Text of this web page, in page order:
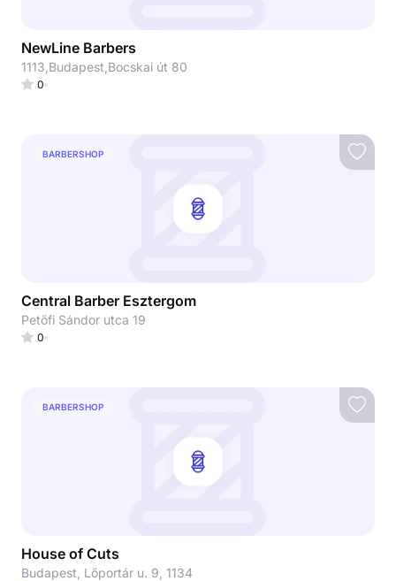
NewLine Barbers
1113,Budapest,Bocskai út 80
0
BARBERSHOP
Central Barber Esztergom
Petőfi Sándor utca 19
0
BARBERSHOP
House of Cuts
Budapest, Lőportár u. 9, 1134